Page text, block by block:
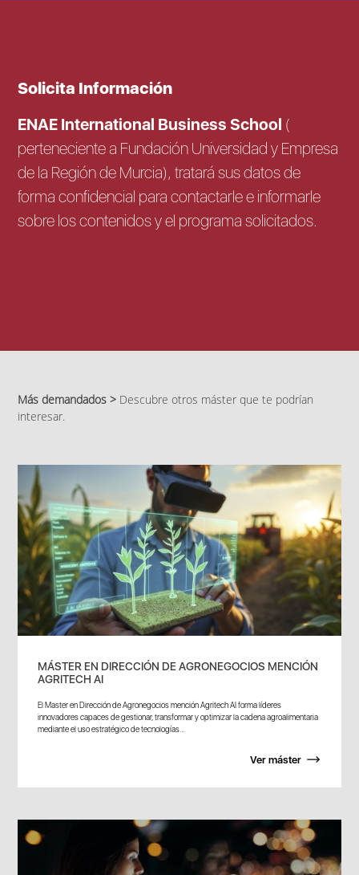
Solicita Información
ENAE International Business School (
perteneciente a Fundación Universidad y Empresa
de la Región de Murcia), tratará sus datos de
forma confidencial para contactarle e informarle
sobre los contenidos y el programa solicitados.
Más demandados > Descubre otros máster que te podrían
interesar.
MÁSTER EN DIRECCIÓN DE AGRONEGOCIOS MENCIÓN
AGRITECH AI
El Master en Dirección de Agronegocios mención Agritech AI forma líderes
innovadores capaces de gestionar, transformar y optimizar la cadena agroalimentaria
mediante el uso estratégico de tecnologías...
Ver máster